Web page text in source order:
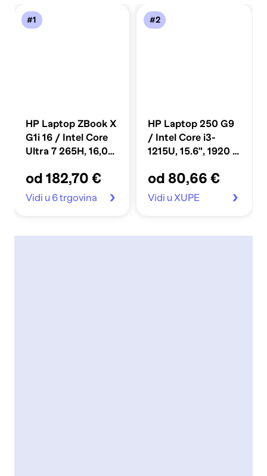
#1
HP Laptop ZBook X
G1i 16 / Intel Core
Ultra 7 265H, 16,0",
1 TB SSD PCIe,
Windows 11 Pro,
od 182,70 €
Vidi u 6 trgovina
#2
HP Laptop 250 G9
/ Intel Core i3-
1215U, 15.6", 1920 x
SSD, Windows 11
Pro, crna
od 80,66 €
Vidi u XUPE